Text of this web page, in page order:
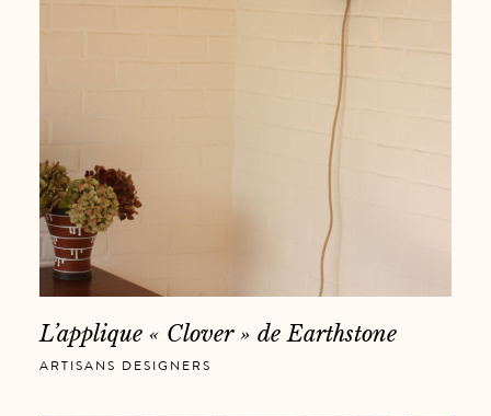
L’applique « Clover » de Earthstone
ARTISANS DESIGNERS